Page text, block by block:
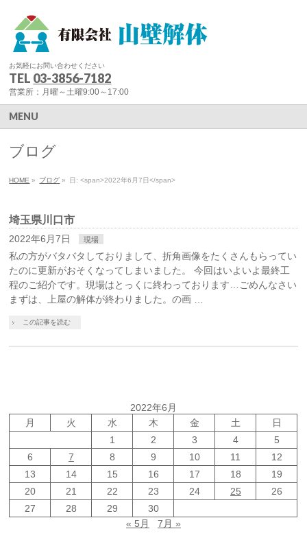
お気軽にお問い合わせください
TEL 03-3856-7182
営業所：月曜～土曜9:00～17:00
MENU
ブログ
HOME » ブログ » 日: <span>2022年6月7日</span>
埼玉県川口市
2022年6月7日 現場
私の方がバタバタしておりまして、折角画像をたくさんもらってい
たのに更新がおそくなってしまいました。 今回はいよいよ最終工
程のご紹介です。現場はとっくに終わっております…ごめんなさい
まずは、上屋の解体が終わりました。の画 …
この記事を読む
2022年6月
月
火 水 木 金 土
日
1
2 3 4
5
6
7 8 9 10 11
12
13
14 15 16 17 18
19
20
21 22 23 24 25
26
27
28 29
30
« 5月
7月 »